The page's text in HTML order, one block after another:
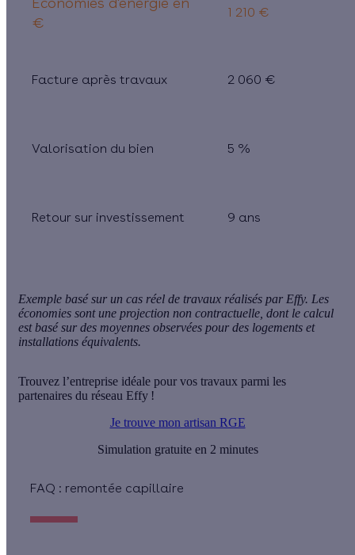
€
1 210 €
Facture après travaux 2 060 €
Valorisation du bien 5 %
Retour sur investissement 9 ans
Exemple basé sur un cas réel de travaux réalisés par Effy. Les
économies sont une projection non contractuelle, dont le calcul
est basé sur des moyennes observées pour des logements et
installations équivalents.
Trouvez l’entreprise idéale pour vos travaux parmi les
partenaires du réseau Effy !
Je trouve mon artisan RGE
Simulation gratuite en 2 minutes
FAQ : remontée capillaire